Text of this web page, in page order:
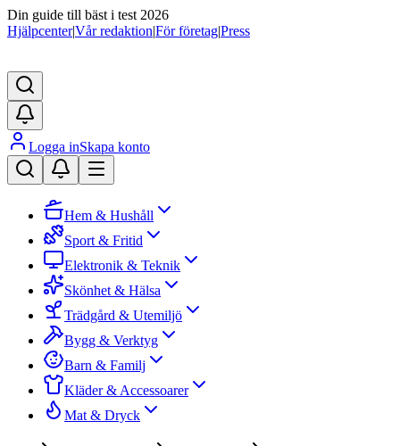
Din guide till bäst i test 2026
Hjälpcenter|Vår redaktion|För företag|Press
Logga inSkapa konto
Hem & Hushåll
Sport & Fritid
Elektronik & Teknik
Skönhet & Hälsa
Trädgård & Utemiljö
Bygg & Verktyg
Barn & Familj
Kläder & Accessoarer
Mat & Dryck